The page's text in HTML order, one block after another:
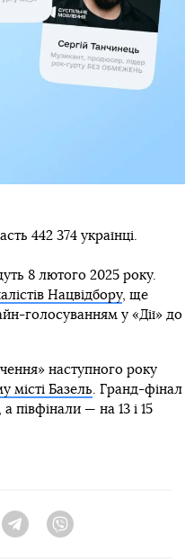
442 374 українці.
8 лютого 2025 року.
Нацвідбору, ще
голосуванням у «Дії» до
наступного року
місті Базель. Гранд-фінал
півфінали — на 13 і 15
Telegram